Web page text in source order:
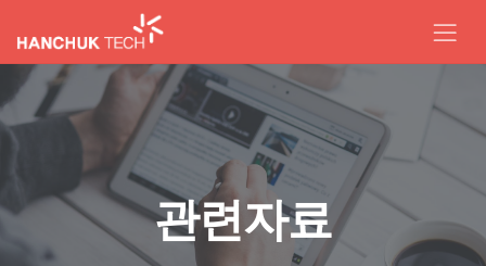
관련자료